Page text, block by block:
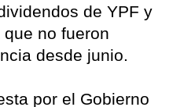
de YPF y
no fueron
desde junio.
por el Gobierno